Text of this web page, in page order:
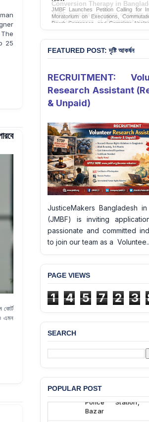
25
কোর্ট
এমন
Conversion Therapy in
JMBF launches an urgent campaign
the Government of Bangladesh to
FEATURED POST: দৃষ্টি আকর্ষন
RECRUITMENT:
Research Assistant
& Unpaid)
JusticeMakers Bangladesh
(JMBF) is inviting
passionate and committed
to join our team as a
PAGE VIEWS
1 4 5 7 2 3
SEARCH
POPULAR POST
JMBF Deeply
Custody at
Police Station,
Bazar